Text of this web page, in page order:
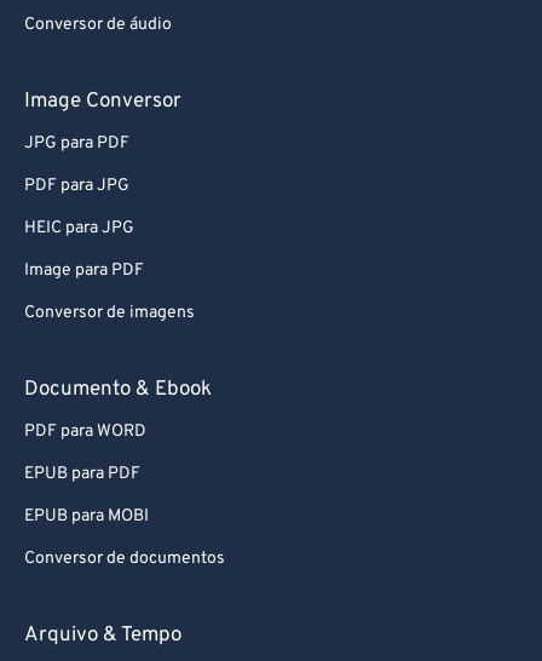
Conversor de áudio
Image Conversor
JPG para PDF
PDF para JPG
HEIC para JPG
Image para PDF
Conversor de imagens
Documento & Ebook
PDF para WORD
EPUB para PDF
EPUB para MOBI
Conversor de documentos
Arquivo & Tempo